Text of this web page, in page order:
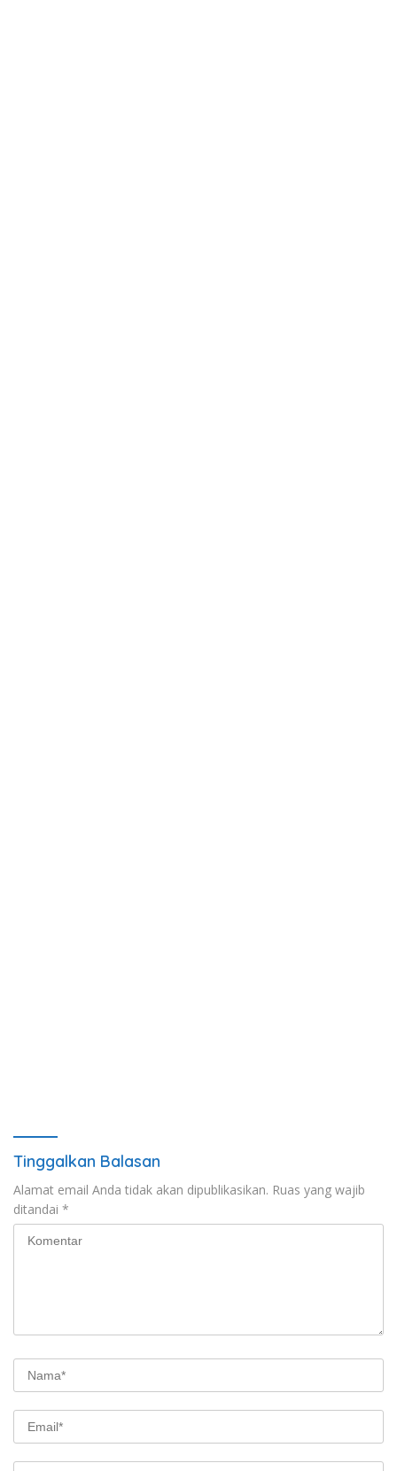
Tinggalkan Balasan
Alamat email Anda tidak akan dipublikasikan. Ruas yang wajib
ditandai *